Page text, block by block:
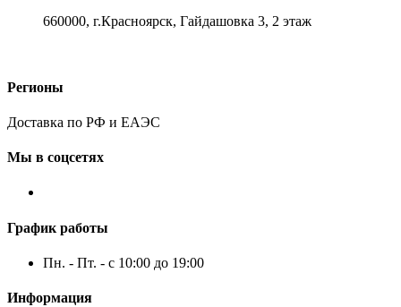
660000, г.Красноярск, Гайдашовка 3, 2 этаж
Регионы
Доставка по РФ и ЕАЭС
Мы в соцсетях
График работы
Пн. - Пт. - с 10:00 до 19:00
Информация